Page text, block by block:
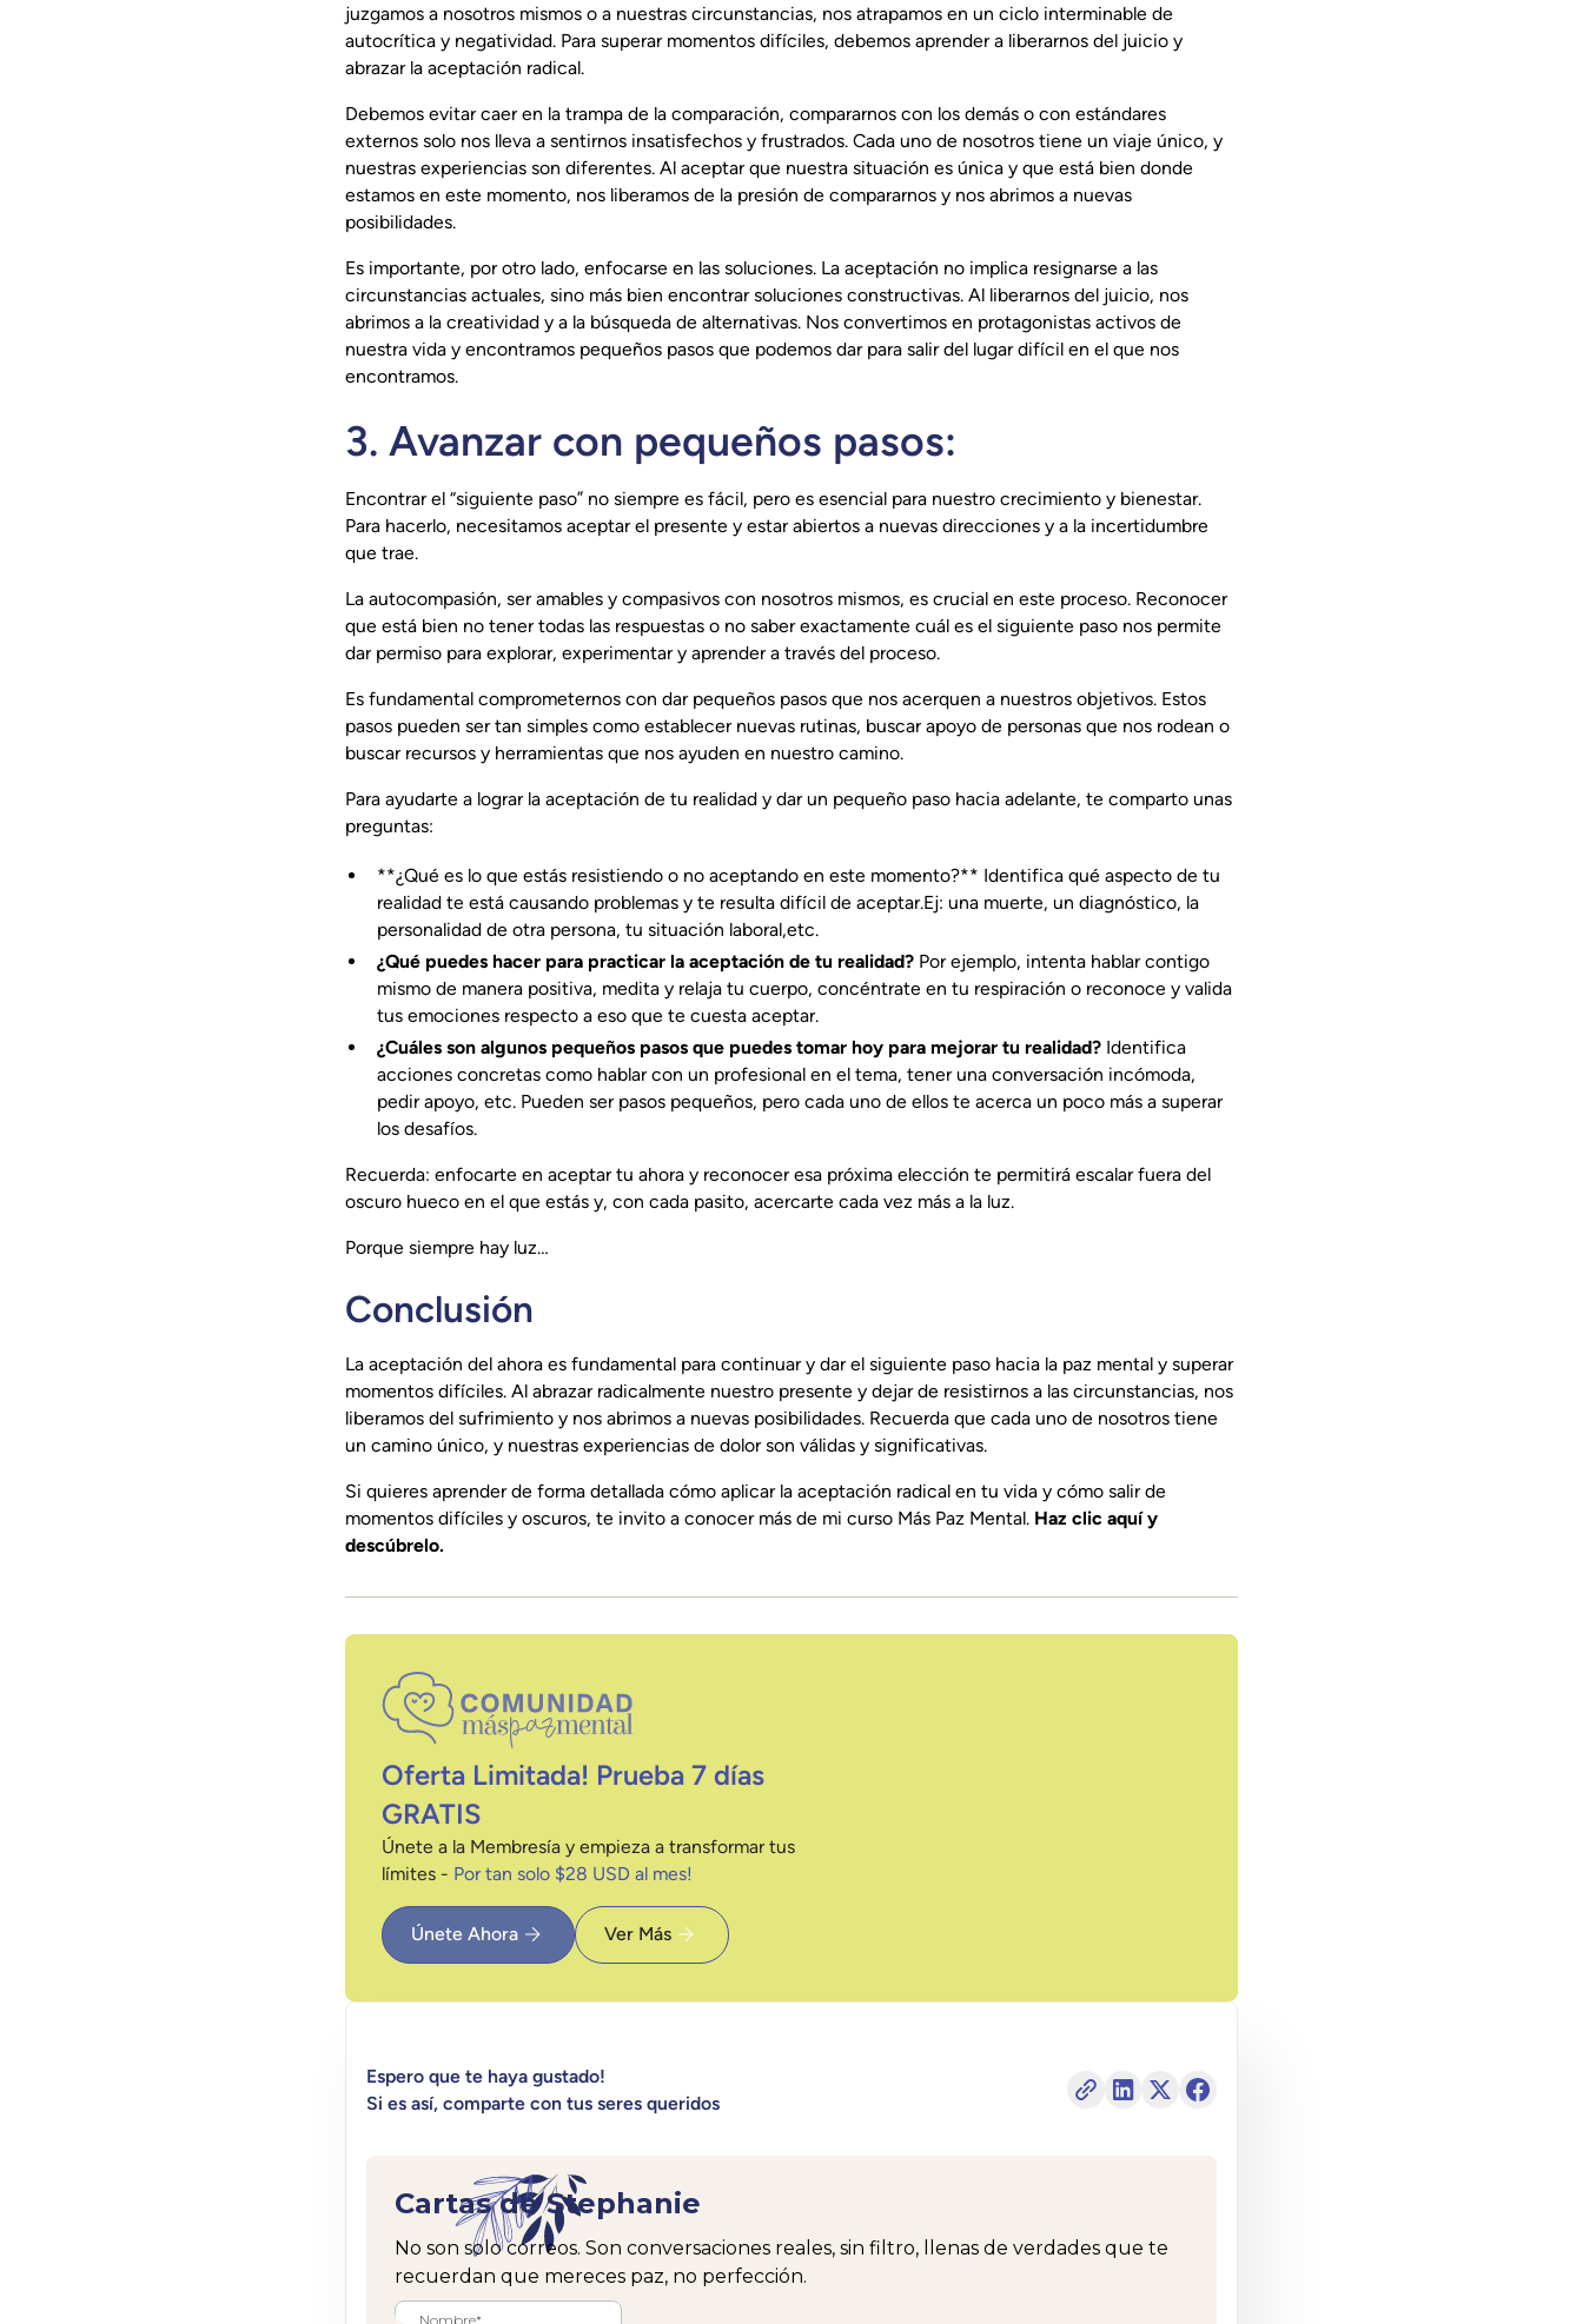
juzgamos a nosotros mismos o a nuestras circunstancias, nos atrapamos en un ciclo interminable de
autocrítica y negatividad. Para superar momentos difíciles, debemos aprender a liberarnos del juicio y
abrazar la aceptación radical.
Debemos evitar caer en la trampa de la comparación, compararnos con los demás o con estándares
externos solo nos lleva a sentirnos insatisfechos y frustrados. Cada uno de nosotros tiene un viaje único, y
nuestras experiencias son diferentes. Al aceptar que nuestra situación es única y que está bien donde
estamos en este momento, nos liberamos de la presión de compararnos y nos abrimos a nuevas
posibilidades.
Es importante, por otro lado, enfocarse en las soluciones. La aceptación no implica resignarse a las
circunstancias actuales, sino más bien encontrar soluciones constructivas. Al liberarnos del juicio, nos
abrimos a la creatividad y a la búsqueda de alternativas. Nos convertimos en protagonistas activos de
nuestra vida y encontramos pequeños pasos que podemos dar para salir del lugar difícil en el que nos
encontramos.
3. Avanzar con pequeños pasos:
Encontrar el “siguiente paso” no siempre es fácil, pero es esencial para nuestro crecimiento y bienestar.
Para hacerlo, necesitamos aceptar el presente y estar abiertos a nuevas direcciones y a la incertidumbre
que trae.
La autocompasión, ser amables y compasivos con nosotros mismos, es crucial en este proceso. Reconocer
que está bien no tener todas las respuestas o no saber exactamente cuál es el siguiente paso nos permite
dar permiso para explorar, experimentar y aprender a través del proceso.
Es fundamental comprometernos con dar pequeños pasos que nos acerquen a nuestros objetivos. Estos
pasos pueden ser tan simples como establecer nuevas rutinas, buscar apoyo de personas que nos rodean o
buscar recursos y herramientas que nos ayuden en nuestro camino.
Para ayudarte a lograr la aceptación de tu realidad y dar un pequeño paso hacia adelante, te comparto unas
preguntas:
‍**¿Qué es lo que estás resistiendo o no aceptando en este momento?** Identifica qué aspecto de tu
realidad te está causando problemas y te resulta difícil de aceptar.Ej: una muerte, un diagnóstico, la
personalidad de otra persona, tu situación laboral,etc.‍
¿Qué puedes hacer para practicar la aceptación de tu realidad? Por ejemplo, intenta hablar contigo
mismo de manera positiva, medita y relaja tu cuerpo, concéntrate en tu respiración o reconoce y valida
tus emociones respecto a eso que te cuesta aceptar.‍
¿Cuáles son algunos pequeños pasos que puedes tomar hoy para mejorar tu realidad? Identifica
acciones concretas como hablar con un profesional en el tema, tener una conversación incómoda,
pedir apoyo, etc. Pueden ser pasos pequeños, pero cada uno de ellos te acerca un poco más a superar
los desafíos.
Recuerda: enfocarte en aceptar tu ahora y reconocer esa próxima elección te permitirá escalar fuera del
oscuro hueco en el que estás y, con cada pasito, acercarte cada vez más a la luz.
Porque siempre hay luz…
Conclusión
La aceptación del ahora es fundamental para continuar y dar el siguiente paso hacia la paz mental y superar
momentos difíciles. Al abrazar radicalmente nuestro presente y dejar de resistirnos a las circunstancias, nos
liberamos del sufrimiento y nos abrimos a nuevas posibilidades. Recuerda que cada uno de nosotros tiene
un camino único, y nuestras experiencias de dolor son válidas y significativas.
Si quieres aprender de forma detallada cómo aplicar la aceptación radical en tu vida y cómo salir de
momentos difíciles y oscuros, te invito a conocer más de mi curso Más Paz Mental. Haz clic aquí y
descúbrelo.
Oferta Limitada! Prueba 7 días
GRATIS
Únete a la Membresía y empieza a transformar tus
límites - Por tan solo $28 USD al mes!
Únete Ahora Ver Más
Espero que te haya gustado!
Si es así, comparte con tus seres queridos